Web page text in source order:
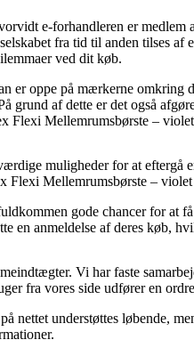
e-forhandleren er
fra tid til anden tilses
ved dit køb.
er oppe på mærkerne omkring
grund af dette er det også
Flexi Mellemrums­børste –
muligheder for at eftergå
Flexi Mellemrums­børste –
gode chancer for at
en anmeldelse af deres køb,
Vi har faste
fra vores side udfører en
nettet understøttes løbende,